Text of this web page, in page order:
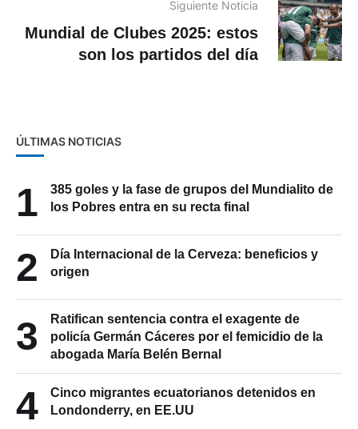
Siguiente Noticia
Mundial de Clubes 2025: estos
son los partidos del día
ÚLTIMAS NOTICIAS
1
385 goles y la fase de grupos del Mundialito de
los Pobres entra en su recta final
2
Día Internacional de la Cerveza: beneficios y
origen
3
Ratifican sentencia contra el exagente de
policía Germán Cáceres por el femicidio de la
abogada María Belén Bernal
4
Cinco migrantes ecuatorianos detenidos en
Londonderry, en EE.UU